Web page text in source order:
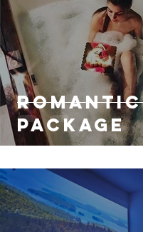
Romantic
Package